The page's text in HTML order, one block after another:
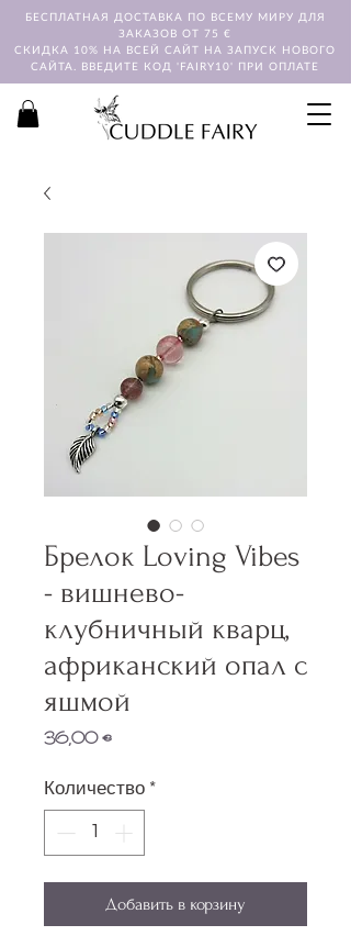
БЕСПЛАТНАЯ ДОСТАВКА ПО ВСЕМУ МИРУ ДЛЯ
ЗАКАЗОВ ОТ 75 €
СКИДКА 10% НА ВСЕЙ САЙТ НА ЗАПУСК НОВОГО
САЙТА. ВВЕДИТЕ КОД 'FAIRY10' ПРИ ОПЛАТЕ
Брелок Loving Vibes
- вишнево-
клубничный кварц,
африканский опал с
яшмой
36,00 €Цена
Количество *
Добавить в корзину